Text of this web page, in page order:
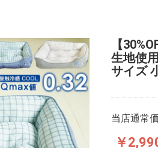
【
生地使
サイズ
当店通常
￥